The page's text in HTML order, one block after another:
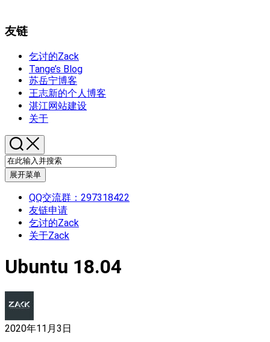
友链
乞讨的Zack
Tange’s Blog
苏岳宁博客
王志新的个人博客
湛江网站建设
关于
展开菜单
QQ交流群：297318422
友链申请
乞讨的Zack
关于Zack
Ubuntu 18.04
2020年11月3日